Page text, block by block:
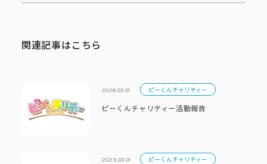
関連記事はこちら
2026.03.01 ピーくんチャリティー
ピーくんチャリティー活動報告
2025.03.01 ピーくんチャリティー